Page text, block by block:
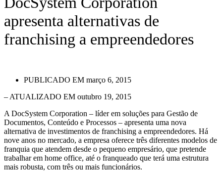
apresenta alternativas de
franchising a empreendedores
PUBLICADO EM março 6, 2015
– ATUALIZADO EM outubro 19, 2015
A DocSystem Corporation – líder em soluções para Gestão de
Documentos, Conteúdo e Processos – apresenta uma nova
alternativa de investimentos de franchising a empreendedores. Há
nove anos no mercado, a empresa oferece três diferentes modelos de
franquia que atendem desde o pequeno empresário, que pretende
trabalhar em home office, até o franqueado que terá uma estrutura
mais robusta, com três ou mais funcionários.